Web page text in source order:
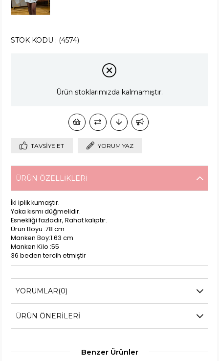
STOK KODU (4574)
Ürün stoklarımızda kalmamıştır.
TAVSIYE ET YORUM YAZ
ÜRÜN ÖZELLIKLERI
İki iplik kumaştır.
Yaka kısmı düğmelidir.
Esnekliği fazladır, Rahat kalıptır.
Ürün Boyu :78 cm
Manken Boy:1.63 cm
Manken Kilo :55
36 beden tercih etmiştir
YORUMLAR(0)
ÜRÜN ÖNERILERI
Benzer Ürünler